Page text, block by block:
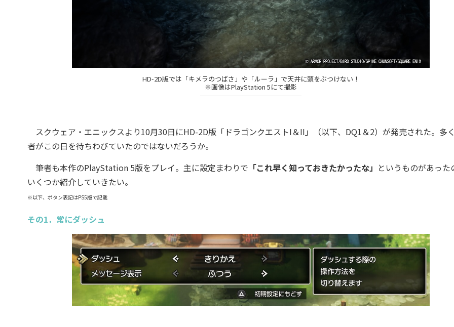
HD-2D版では「キメラのつばさ」や「ルーラ」で天井に頭をぶつけない！
※画像はPlayStation 5にて撮影
スクウェア・エニックスより10月30日にHD-2D版「ドラゴンクエストI＆II」（以下、DQ1＆2）が発売された。多
者がこの日を待ちわびていたのではないだろうか。
筆者も本作のPlayStation 5版をプレイ。主に設定まわりで 「これ早く知っておきたかったな」 というものがあった
いくつか紹介していきたい。
※以下、ボタン表記はPS5版で記載
その1．常にダッシュ